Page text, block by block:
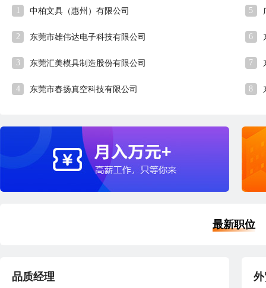
1 中柏文具（惠州）有限公司
2 东莞市雄伟达电子科技有限公司
3 东莞汇美模具制造股份有限公司
4 东莞市春扬真空科技有限公司
5
6
7
8
最新职位
品质经理